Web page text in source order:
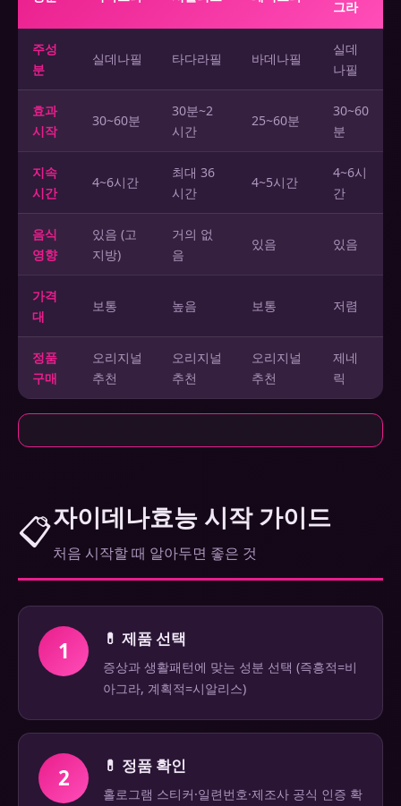
그라
주성
분
실데나필 타다라필 바데나필
실데
나필
효과
시작
30~60분
30분~2
시간
25~60분
30~60
분
지속
시간
4~6시간
최대 36
시간
4~5시간
4~6시
간
음식
영향
있음 (고
지방)
거의 없
음
있음 있음
가격
대
보통 높음 보통 저렴
정품
구매
오리지널
추천
오리지널
추천
오리지널
추천
제네
릭
📋자이데나효능 시작 가이드
처음 시작할 때 알아두면 좋은 것
1 💊 제품 선택
증상과 생활패턴에 맞는 성분 선택 (즉흥적=비
아그라, 계획적=시알리스)
2 💊 정품 확인
홀로그램 스티커·일련번호·제조사 공식 인증 확